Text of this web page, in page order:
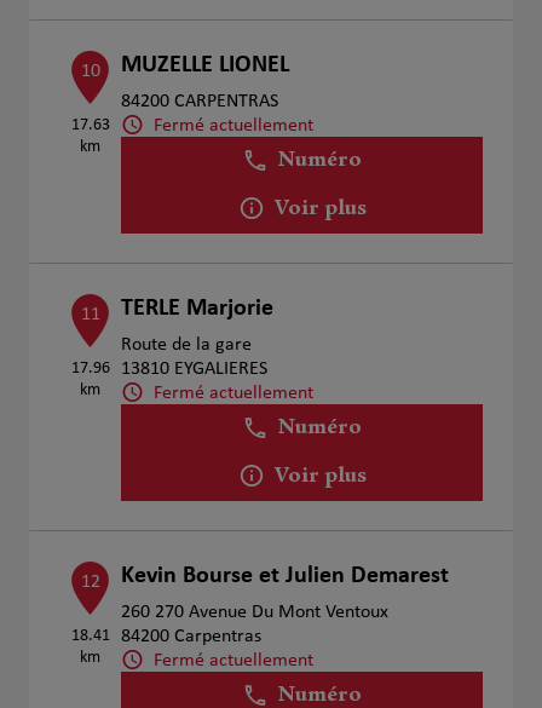
10
17.63
km
MUZELLE LIONEL
84200 CARPENTRAS
Fermé actuellement
Numéro
Voir plus
11
17.96
km
TERLE Marjorie
Route de la gare
13810 EYGALIERES
Fermé actuellement
Numéro
Voir plus
12
18.41
km
Kevin Bourse et Julien Demarest
260 270 Avenue Du Mont Ventoux
84200 Carpentras
Fermé actuellement
Numéro